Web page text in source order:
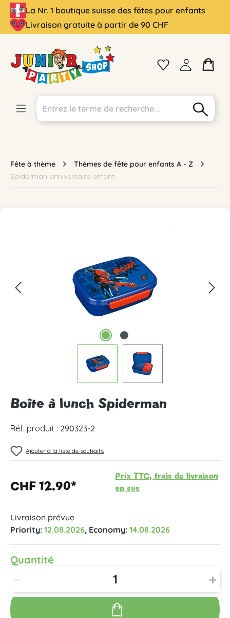
principal
La Nr. 1 boutique suisse des fêtes pour enfants
Livraison gratuite à partir de 90 CHF
Fête à thème
Thèmes de fête pour enfants A - Z
Spiderman anniversaire enfant
Boîte à lunch Spiderman
Réf. produit : 290323-2
Ajouter à la liste de souhaits
CHF 12.90*
Prix TTC, frais de livraison
en sus
Livraison prévue
Priority: 12.08.2026, Economy: 14.08.2026
Quantité